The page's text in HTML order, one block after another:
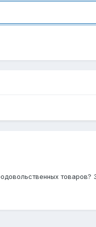
товаров?